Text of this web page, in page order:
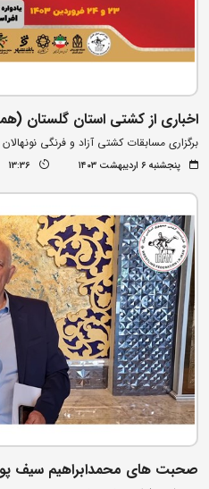
اخباری از کشتی استان گلستان
برگزاری مسابقات کشتی آزاد و فرنگی نونهالان
پنجشنبه ۶ اردیبهشت ۱۴۰۳ 13:36
صحبت های محمدابراهیم سیف